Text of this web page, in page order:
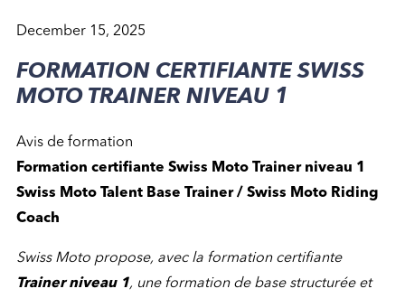
December 15, 2025
FORMATION CERTIFIANTE SWISS
MOTO TRAINER NIVEAU 1
Avis de formation
Formation certifiante Swiss Moto Trainer niveau 1
Swiss Moto Talent Base Trainer / Swiss Moto Riding
Coach
Swiss Moto propose, avec la formation certifiante
Trainer niveau 1, une formation de base structurée et